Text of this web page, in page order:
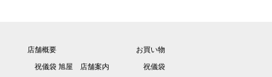
店舗概要
祝儀袋 旭屋 店舗案内
お買い物
祝儀袋